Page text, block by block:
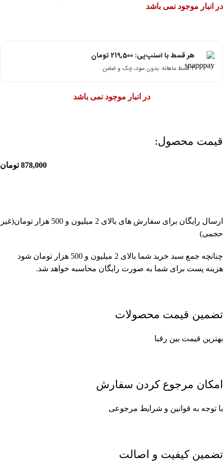
در انبار موجود نمی باشد
هر قسط با اسنپ‌پی: 219,500 تومان
۴ قسط ماهانه. بدون سود، چک و ضامن.
در انبار موجود نمی باشد
قیمت محصول:​
878,000 تومان
ارسال رایگان برای سفارش های بالای 2 میلیون و 500 هزار تومان(غیر
حجمی)
چنانچه جمع سبد خرید شما بالای 2 میلیون و 500 هزار تومان شود
هزینه پست برای شما به صورت رایگان محاسبه خواهد شد.
تضمین قیمت محصولات
بهترین قیمت بین رقبا
امکان مرجوع کردن سفارش
با توجه به قوانین و شرایط مرجوعی
تضمین کیفیت و اصالت